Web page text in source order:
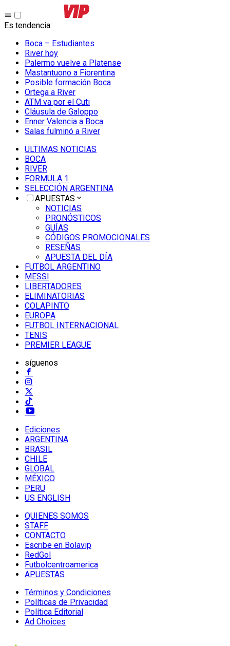
Es tendencia:
Boca – Estudiantes
River hoy
Palermo vuelve a Platense
Mastantuono a Fiorentina
Posible formación Boca
Ortega a River
ATM va por el Cuti
Cláusula de Galoppo
Enner Valencia a Boca
Salas fulminó a River
ULTIMAS NOTICIAS
BOCA
RIVER
FORMULA 1
SELECCIÓN ARGENTINA
APUESTAS
NOTICIAS
PRONÓSTICOS
GUÍAS
CÓDIGOS PROMOCIONALES
RESEÑAS
APUESTA DEL DÍA
FUTBOL ARGENTINO
MESSI
LIBERTADORES
ELIMINATORIAS
COLAPINTO
EUROPA
FUTBOL INTERNACIONAL
TENIS
PREMIER LEAGUE
síguenos
Ediciones
ARGENTINA
BRASIL
CHILE
GLOBAL
MÉXICO
PERU
US ENGLISH
QUIENES SOMOS
STAFF
CONTACTO
Escribe en Bolavip
RedGol
Futbolcentroamerica
APUESTAS
Términos y Condiciones
Políticas de Privacidad
Política Editorial
Ad Choices